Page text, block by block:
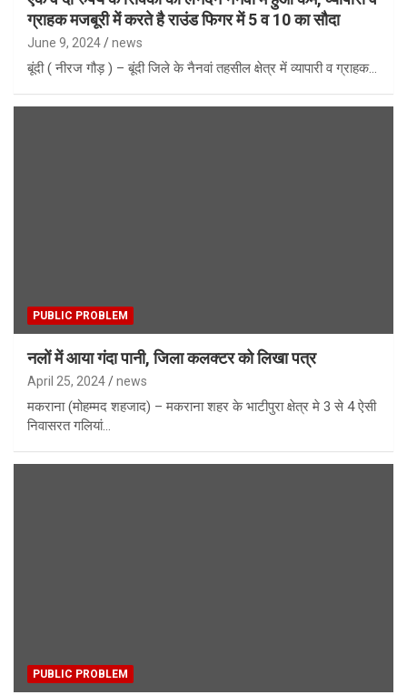
ग्राहक मजबूरी में करते है राउंड फिगर में 5 व 10 का सौदा
June 9, 2024 news
बूंदी ( नीरज गौड़ ) – बूंदी जिले के नैनवां तहसील क्षेत्र में व्यापारी व ग्राहक…
PUBLIC PROBLEM
नलों में आया गंदा पानी, जिला कलक्टर को लिखा पत्र
April 25, 2024 news
मकराना (मोहम्मद शहजाद) – मकराना शहर के भाटीपुरा क्षेत्र मे 3 से 4 ऐसी
निवासरत गलियां…
PUBLIC PROBLEM